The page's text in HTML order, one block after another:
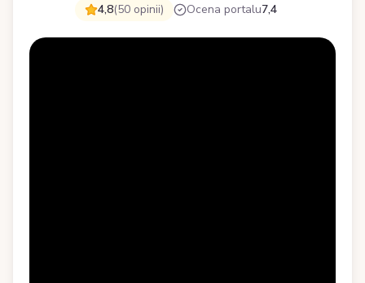
4,8(50 opinii) Ocena portalu7,4